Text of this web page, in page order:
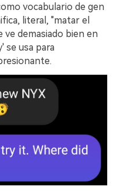
vocabulario de gen
literal, "matar el
ve demasiado bien en
se usa para